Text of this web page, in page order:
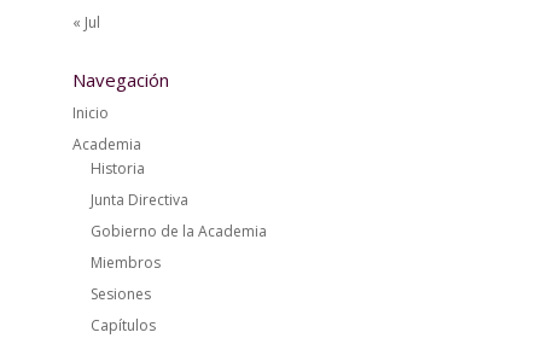
« Jul
Navegación
Inicio
Academia
Historia
Junta Directiva
Gobierno de la Academia
Miembros
Sesiones
Capítulos